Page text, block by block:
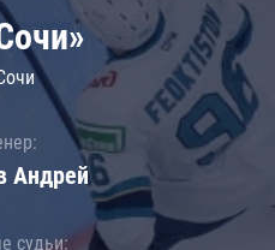
Андрей
судьи: